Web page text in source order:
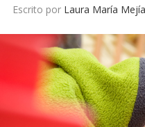
Escrito por Laura María